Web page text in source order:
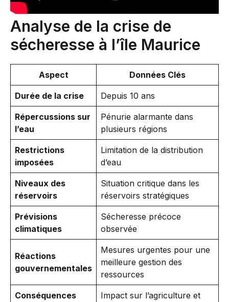
Analyse de la crise de
sécheresse à l’île Maurice
Aspect Données Clés
Durée de la crise Depuis 10 ans
Répercussions sur
l’eau
Pénurie alarmante dans
plusieurs régions
Restrictions
imposées
Limitation de la distribution
d’eau
Niveaux des
réservoirs
Situation critique dans les
réservoirs stratégiques
Prévisions
climatiques
Sécheresse précoce
observée
Réactions
gouvernementales
Mesures urgentes pour une
meilleure gestion des
ressources
Conséquences
Impact sur l’agriculture et